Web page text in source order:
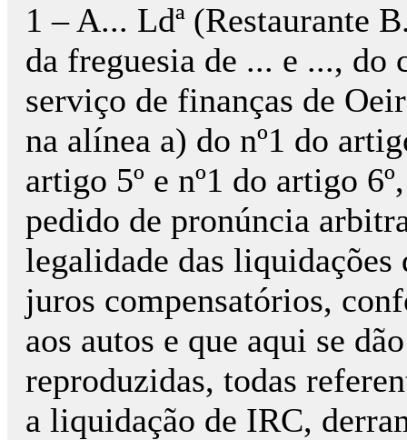
1 – A... Ldª (Restaurante
da freguesia de ... e ..., do
serviço de finanças de
na alínea a) do nº1 do
artigo 5º e nº1 do artigo
pedido de pronúncia
legalidade das liquidações
juros compensatórios,
aos autos e que aqui se
reproduzidas, todas
a liquidação de IRC,